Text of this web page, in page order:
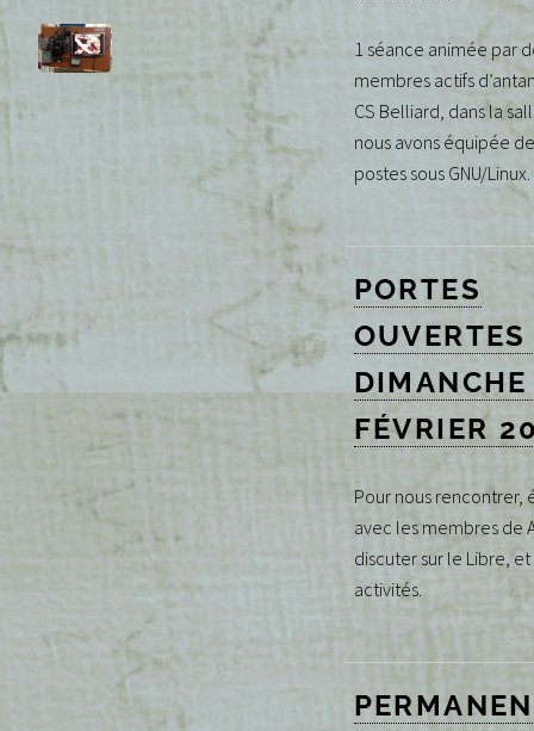
1 séance animée par
membres actifs
CS Belliard, dans la
nous avons équipée
postes sous GNU/Linux.
PORTES
FÉVRIER
Pour nous rencontrer,
avec les membres de
discuter sur le Libre, et
activités.